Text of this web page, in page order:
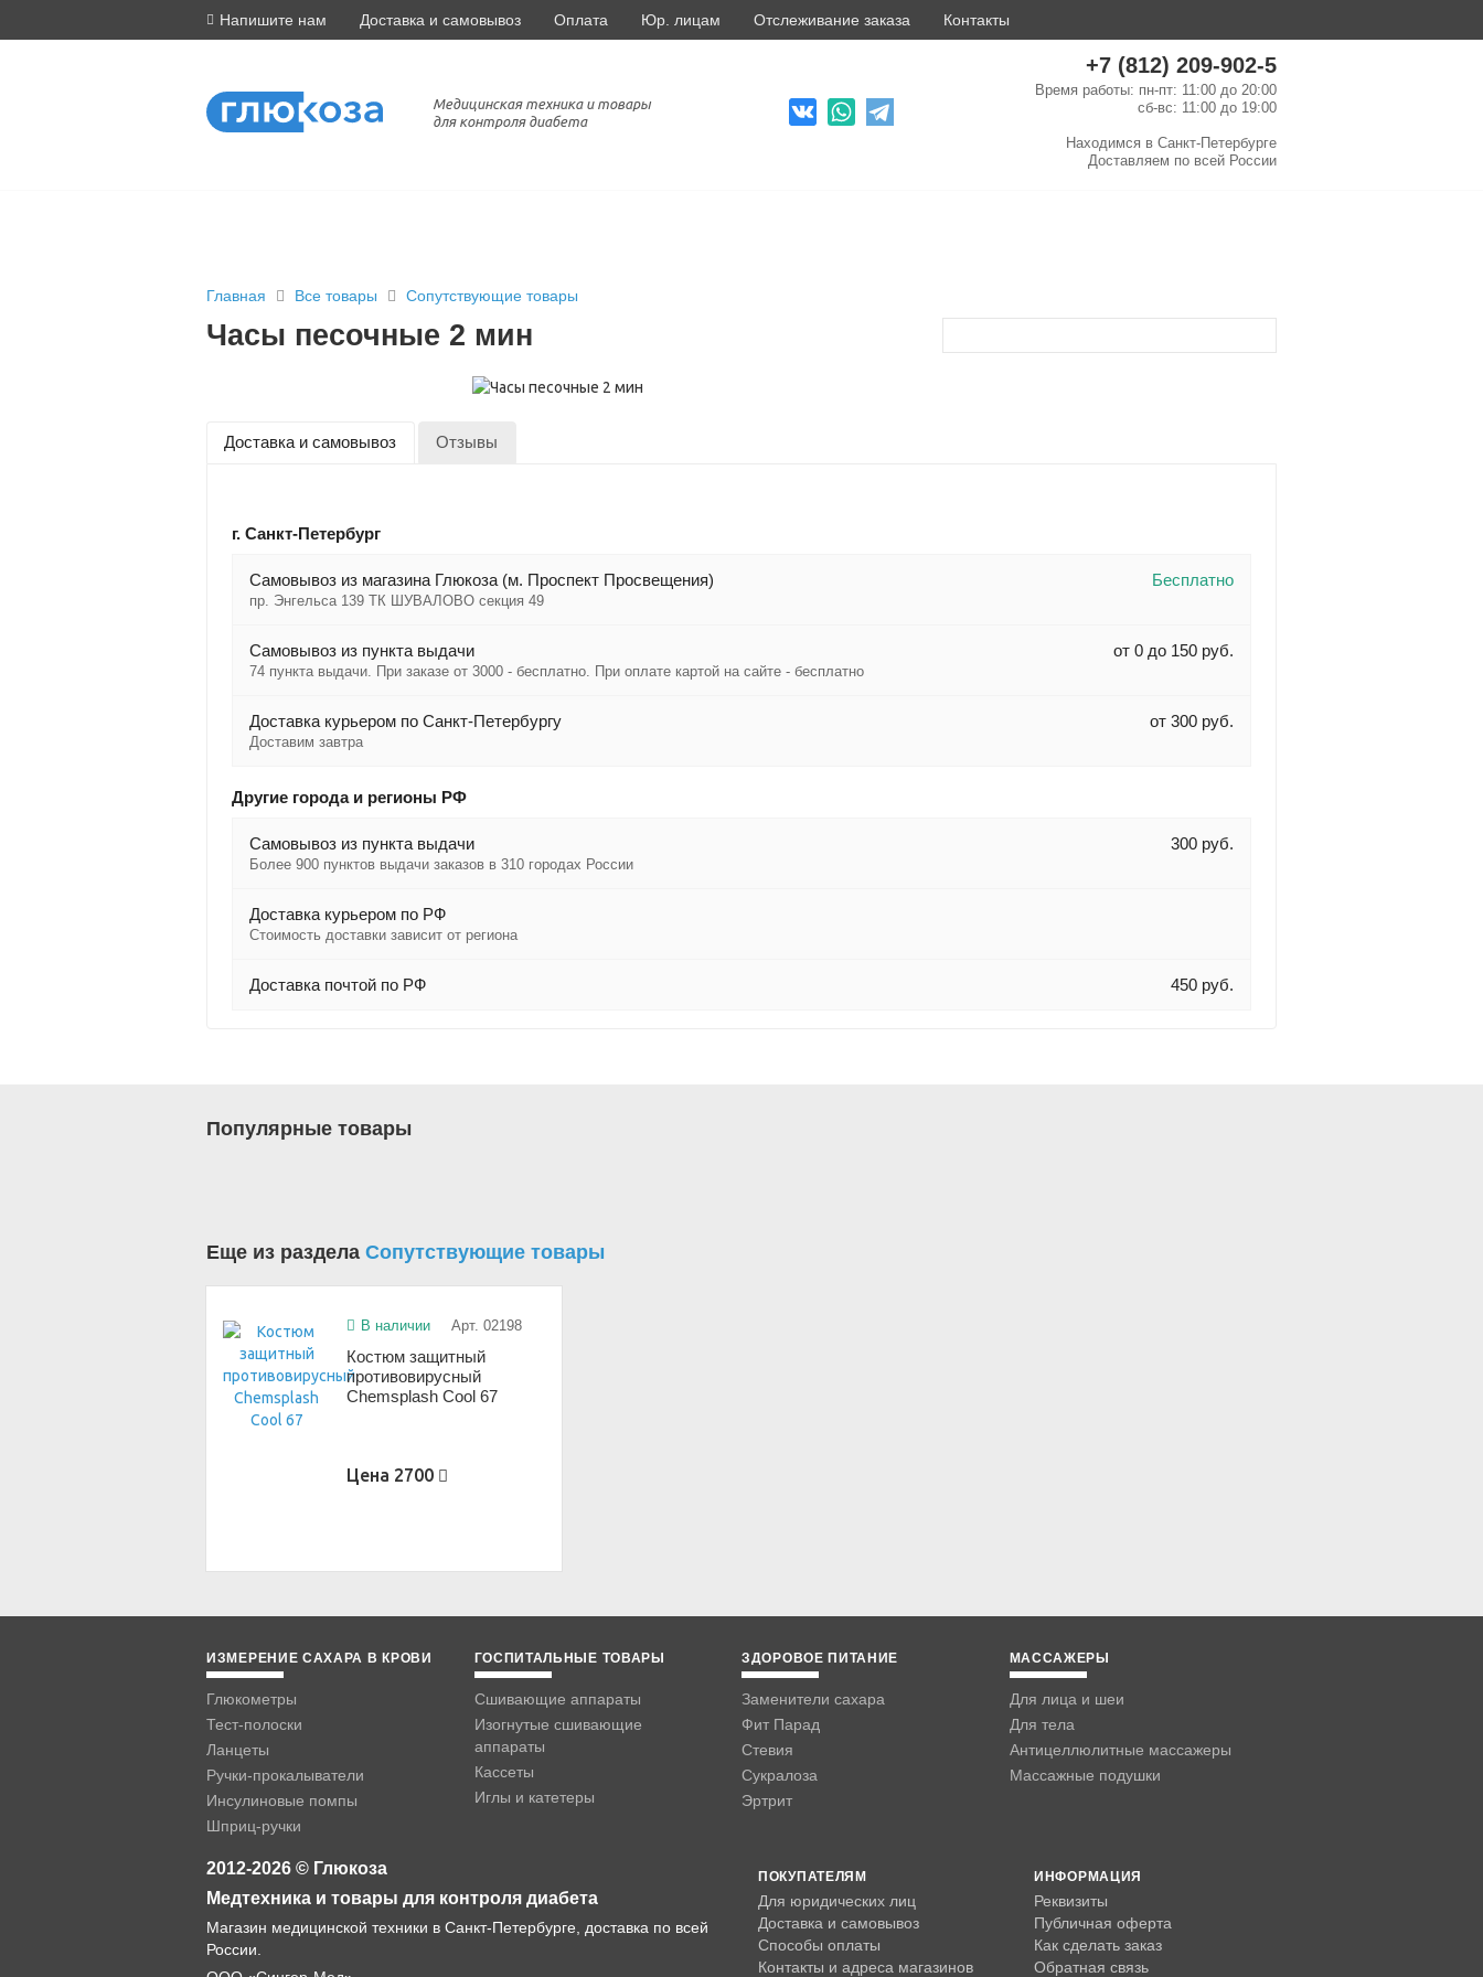
Напишите нам Доставка и самовывоз Оплата Юр. лицам Отслеживание заказа Контакты
Медицинская техника и товары
для контроля диабета
+7 (812) 209-902-5
Время работы: пн-пт: 11:00 до 20:00
сб-вс: 11:00 до 19:00
Находимся в Санкт-Петербурге
Доставляем по всей России
Главная Все товары Сопутствующие товары
Часы песочные 2 мин
Доставка и самовывоз Отзывы
г. Санкт-Петербург
Cамовывоз из магазина Глюкоза (м. Проспект Просвещения)
пр. Энгельса 139 ТК ШУВАЛОВО секция 49
Бесплатно
Самовывоз из пункта выдачи
74 пункта выдачи. При заказе от 3000 - бесплатно. При оплате картой на сайте - бесплатно
от 0 до 150 руб.
Доставка курьером по Санкт-Петербургу
Доставим завтра
от 300 руб.
Другие города и регионы РФ
Самовывоз из пункта выдачи
Более 900 пунктов выдачи заказов в 310 городах России
300 руб.
Доставка курьером по РФ
Стоимость доставки зависит от региона
Доставка почтой по РФ 450 руб.
Популярные товары
Еще из раздела Сопутствующие товары
В наличии Арт. 02198
Костюм защитный
противовирусный
Chemsplash Cool 67
Цена 2700
ИЗМЕРЕНИЕ САХАРА В КРОВИ
Глюкометры
Тест-полоски
Ланцеты
Ручки-прокалыватели
Инсулиновые помпы
Шприц-ручки
ГОСПИТАЛЬНЫЕ ТОВАРЫ
Сшивающие аппараты
Изогнутые сшивающие
аппараты
Кассеты
Иглы и катетеры
ЗДОРОВОЕ ПИТАНИЕ
Заменители сахара
Фит Парад
Стевия
Сукралоза
Эртрит
МАССАЖЕРЫ
Для лица и шеи
Для тела
Антицеллюлитные массажеры
Массажные подушки
2012-2026 © Глюкоза
Медтехника и товары для контроля диабета
Магазин медицинской техники в Санкт-Петербурге, доставка по всей
России.
ПОКУПАТЕЛЯМ
Для юридических лиц
Доставка и самовывоз
Способы оплаты
Контакты и адреса магазинов
ИНФОРМАЦИЯ
Реквизиты
Публичная оферта
Как сделать заказ
Обратная связь